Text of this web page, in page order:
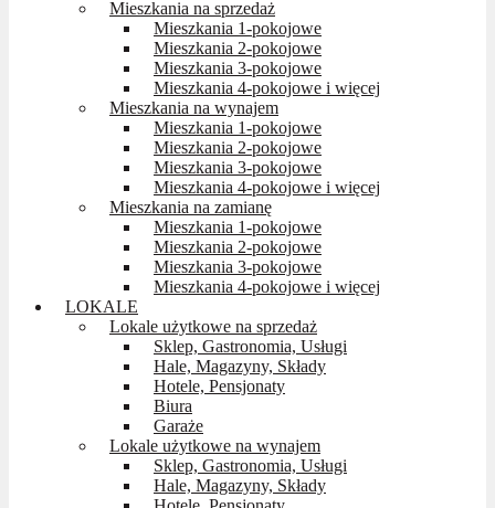
Mieszkania na sprzedaż
Mieszkania 1-pokojowe
Mieszkania 2-pokojowe
Mieszkania 3-pokojowe
Mieszkania 4-pokojowe i więcej
Mieszkania na wynajem
Mieszkania 1-pokojowe
Mieszkania 2-pokojowe
Mieszkania 3-pokojowe
Mieszkania 4-pokojowe i więcej
Mieszkania na zamianę
Mieszkania 1-pokojowe
Mieszkania 2-pokojowe
Mieszkania 3-pokojowe
Mieszkania 4-pokojowe i więcej
LOKALE
Lokale użytkowe na sprzedaż
Sklep, Gastronomia, Usługi
Hale, Magazyny, Składy
Hotele, Pensjonaty
Biura
Garaże
Lokale użytkowe na wynajem
Sklep, Gastronomia, Usługi
Hale, Magazyny, Składy